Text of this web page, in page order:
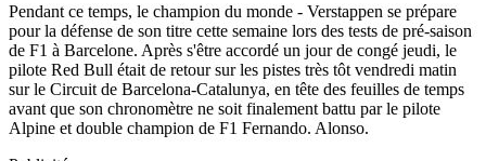
Pendant ce temps, le champion du monde - Verstappen se prépare
pour la défense de son titre cette semaine lors des tests de pré-saison
de F1 à Barcelone. Après s'être accordé un jour de congé jeudi, le
pilote Red Bull était de retour sur les pistes très tôt vendredi matin
sur le Circuit de Barcelona-Catalunya, en tête des feuilles de temps
avant que son chronomètre ne soit finalement battu par le pilote
Alpine et double champion de F1 Fernando. Alonso.